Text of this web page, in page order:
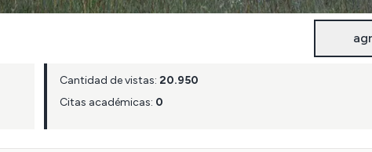
Cantidad de vistas: 20.950
Citas académicas: 0